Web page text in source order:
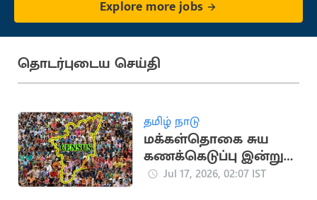
Explore more jobs
தொடர்புடைய செய்தி
தமிழ் நாடு
மக்கள்தொகை சுய
கணக்கெடுப்பு இன்று
முதல் தொடக்கம்
Jul 17, 2026, 02:07 IST